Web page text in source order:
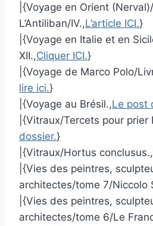
|{Voyage en Orient
L’Antiliban/IV.,L’article ICI.}
|{Voyage en Italie et en
XII.,Cliquer ICI.}
|{Voyage de Marco Polo/
lire ici.}
|{Voyage au Brésil.,Le post
|{Vitraux/Tercets pour prier
dossier.}
|{Vitraux/Hortus conclusus.,
|{Vies des peintres,
architectes/tome 7/Niccolo
|{Vies des peintres,
architectes/tome 6/Le